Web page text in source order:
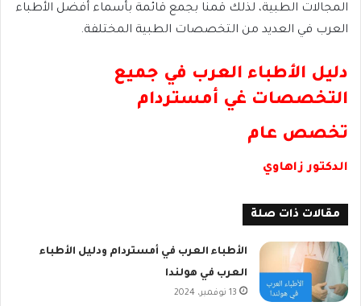
المجالات الطبية، لذلك قمنا بجمع قائمة بأسماء أفضل الأطباء
العرب في العديد من التخصصات الطبية المختلفة.
دليل الأطباء العرب في جميع
التخصصات غي أمستردام
تخصص عام
الدكتور زاهاوي
مقالات ذات صلة
الأطباء العرب في أمستردام ودليل الأطباء
العرب في هولندا
13 نوفمبر، 2024